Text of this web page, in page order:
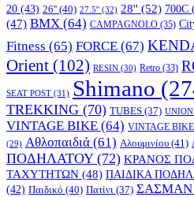
20 (43) 26'' (40) 27.5'' (32) 28'' (52) 700C
(47) BMX (64) CAMPAGNOLO (35)
Fitness (65) FORCE (67)
Orient (102) RESIN (30) Retro (33)
SEAT POST (31) Shimano
TREKKING (70) TUBES (37) UNION
VINTAGE BIKE (64) VINTAGE
(29) Αθλοπαιδιά (61) Αλουμινίου (41)
ΠΟΔΗΛΑΤΟΥ(72) ΚΡΑΝΟΣ
ΤΑΧΥΤΗΤΩΝ (48) ΠΑΙΔΙΚΑ
(42) Παιδικό (40) Πατίνι (37) ΣΑΣΜΑΝ